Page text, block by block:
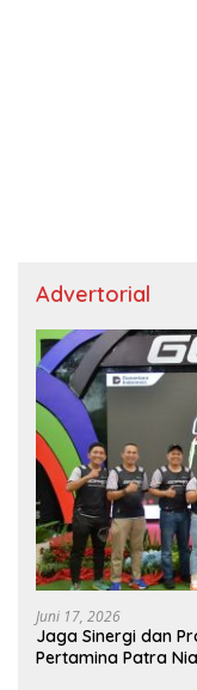
Advertorial
Juni 17, 2026
Jaga Sinergi dan
Pertamina Patra